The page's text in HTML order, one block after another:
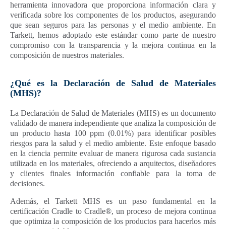
herramienta innovadora que proporciona información clara y
verificada sobre los componentes de los productos, asegurando
que sean seguros para las personas y el medio ambiente. En
Tarkett, hemos adoptado este estándar como parte de nuestro
compromiso con la transparencia y la mejora continua en la
composición de nuestros materiales.
¿Qué es la Declaración de Salud de Materiales
(MHS)?
La Declaración de Salud de Materiales (MHS) es un documento
validado de manera independiente que analiza la composición de
un producto hasta 100 ppm (0.01%) para identificar posibles
riesgos para la salud y el medio ambiente. Este enfoque basado
en la ciencia permite evaluar de manera rigurosa cada sustancia
utilizada en los materiales, ofreciendo a arquitectos, diseñadores
y clientes finales información confiable para la toma de
decisiones.
Además, el Tarkett MHS es un paso fundamental en la
certificación Cradle to Cradle®, un proceso de mejora continua
que optimiza la composición de los productos para hacerlos más